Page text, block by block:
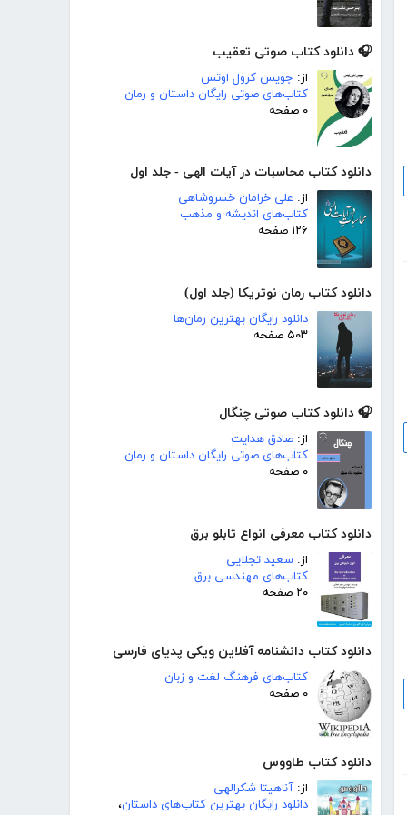
🎧 دانلود کتاب صوتی تعقیب
از: جویس کرول اوتس
کتاب‌های صوتی رایگان داستان و رمان
۰ صفحه
دانلود کتاب محاسبات در آیات الهی - جلد اول
از: علی خرامان خسروشاهی
کتاب‌های اندیشه و مذهب
۱۲۶ صفحه
دانلود کتاب رمان نوتریکا (جلد اول)
دانلود رایگان بهترین رمان‌ها
۵۰۳ صفحه
🎧 دانلود کتاب صوتی چنگال
از: صادق هدایت
کتاب‌های صوتی رایگان داستان و رمان
۰ صفحه
دانلود کتاب معرفی انواع تابلو برق
از: سعید تجلایی
کتاب‌های مهندسی برق
۲۰ صفحه
دانلود کتاب دانشنامه آفلاین ویکی پدیای فارسی
کتاب‌های فرهنگ لغت و زبان
۰ صفحه
دانلود کتاب طاووس
از: آناهیتا شکرالهی
دانلود رایگان بهترین کتاب‌های داستان،